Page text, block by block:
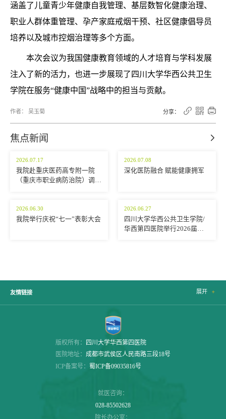
涵盖了儿童青少年健康自我管理、基层数智化健康治理、
职业人群体重管理、孕产家庭戒烟干预、社区健康倡导员
培养以及城市控烟治理等多个方面。
本次会议为我国健康教育领域的人才培育与学科发展
注入了新的活力，也进一步展现了四川大学华西公共卫生
学院在服务“健康中国”战略中的担当与贡献。
作者： 吴玉菊 分享：   
焦点新闻 
2026.07.17
我院赴重庆医药高专附一院
（重庆市职业病防治院）调研
2026.07.08
深化医防融合 赋能健康拥军
2026.06.30
我院举行庆祝“七一”表彰大会
2026.06.27
四川大学华西公共卫生学院/
华西第四医院举行2026届学
友情链接 展开 
版权所有：
四川大学华西第四医院
医院地址： 成都市武侯区人民南路三段18号
ICP备案号： 蜀ICP备09035816号
就医咨询：
028-85502628
院长办公室：